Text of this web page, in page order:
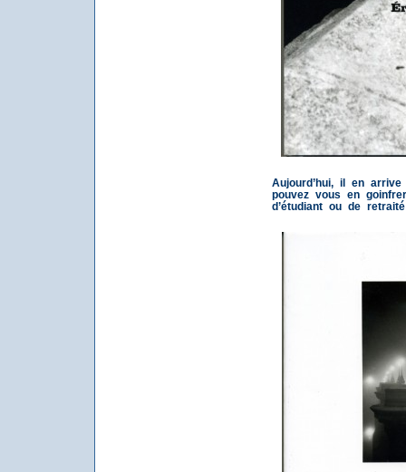
Aujourd’hui, il en
pouvez vous en
d’étudiant ou de